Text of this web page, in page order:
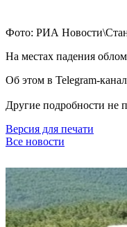
Фото: РИА
На местах падения
Об этом в Telegram-
Другие подробности не
Версия для печати
Все новости